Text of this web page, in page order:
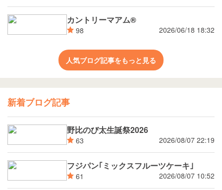
カントリーマアム®
98 2026/06/18 18:32
人気ブログ記事をもっと見る
新着ブログ記事
野比のび太生誕祭2026
63 2026/08/07 22:19
フジパン｢ミックスフルーツケーキ｣
61 2026/08/07 10:52